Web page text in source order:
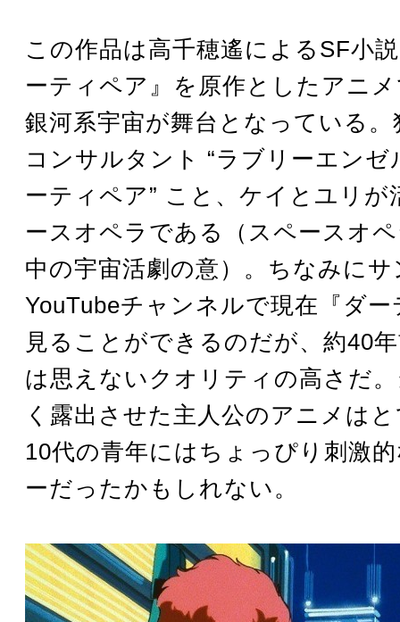
この作品は高千穂遙によるSF小
ーティペア』を原作としたアニ
銀河系宇宙が舞台となっている
コンサルタント “ラブリーエンゼ
ーティペア” こと、ケイとユリが
ースオペラである（スペースオ
中の宇宙活劇の意）。ちなみに
YouTubeチャンネルで現在『ダ
見ることができるのだが、約40
は思えないクオリティの高さだ
く露出させた主人公のアニメは
10代の青年にはちょっぴり刺激
ーだったかもしれない。